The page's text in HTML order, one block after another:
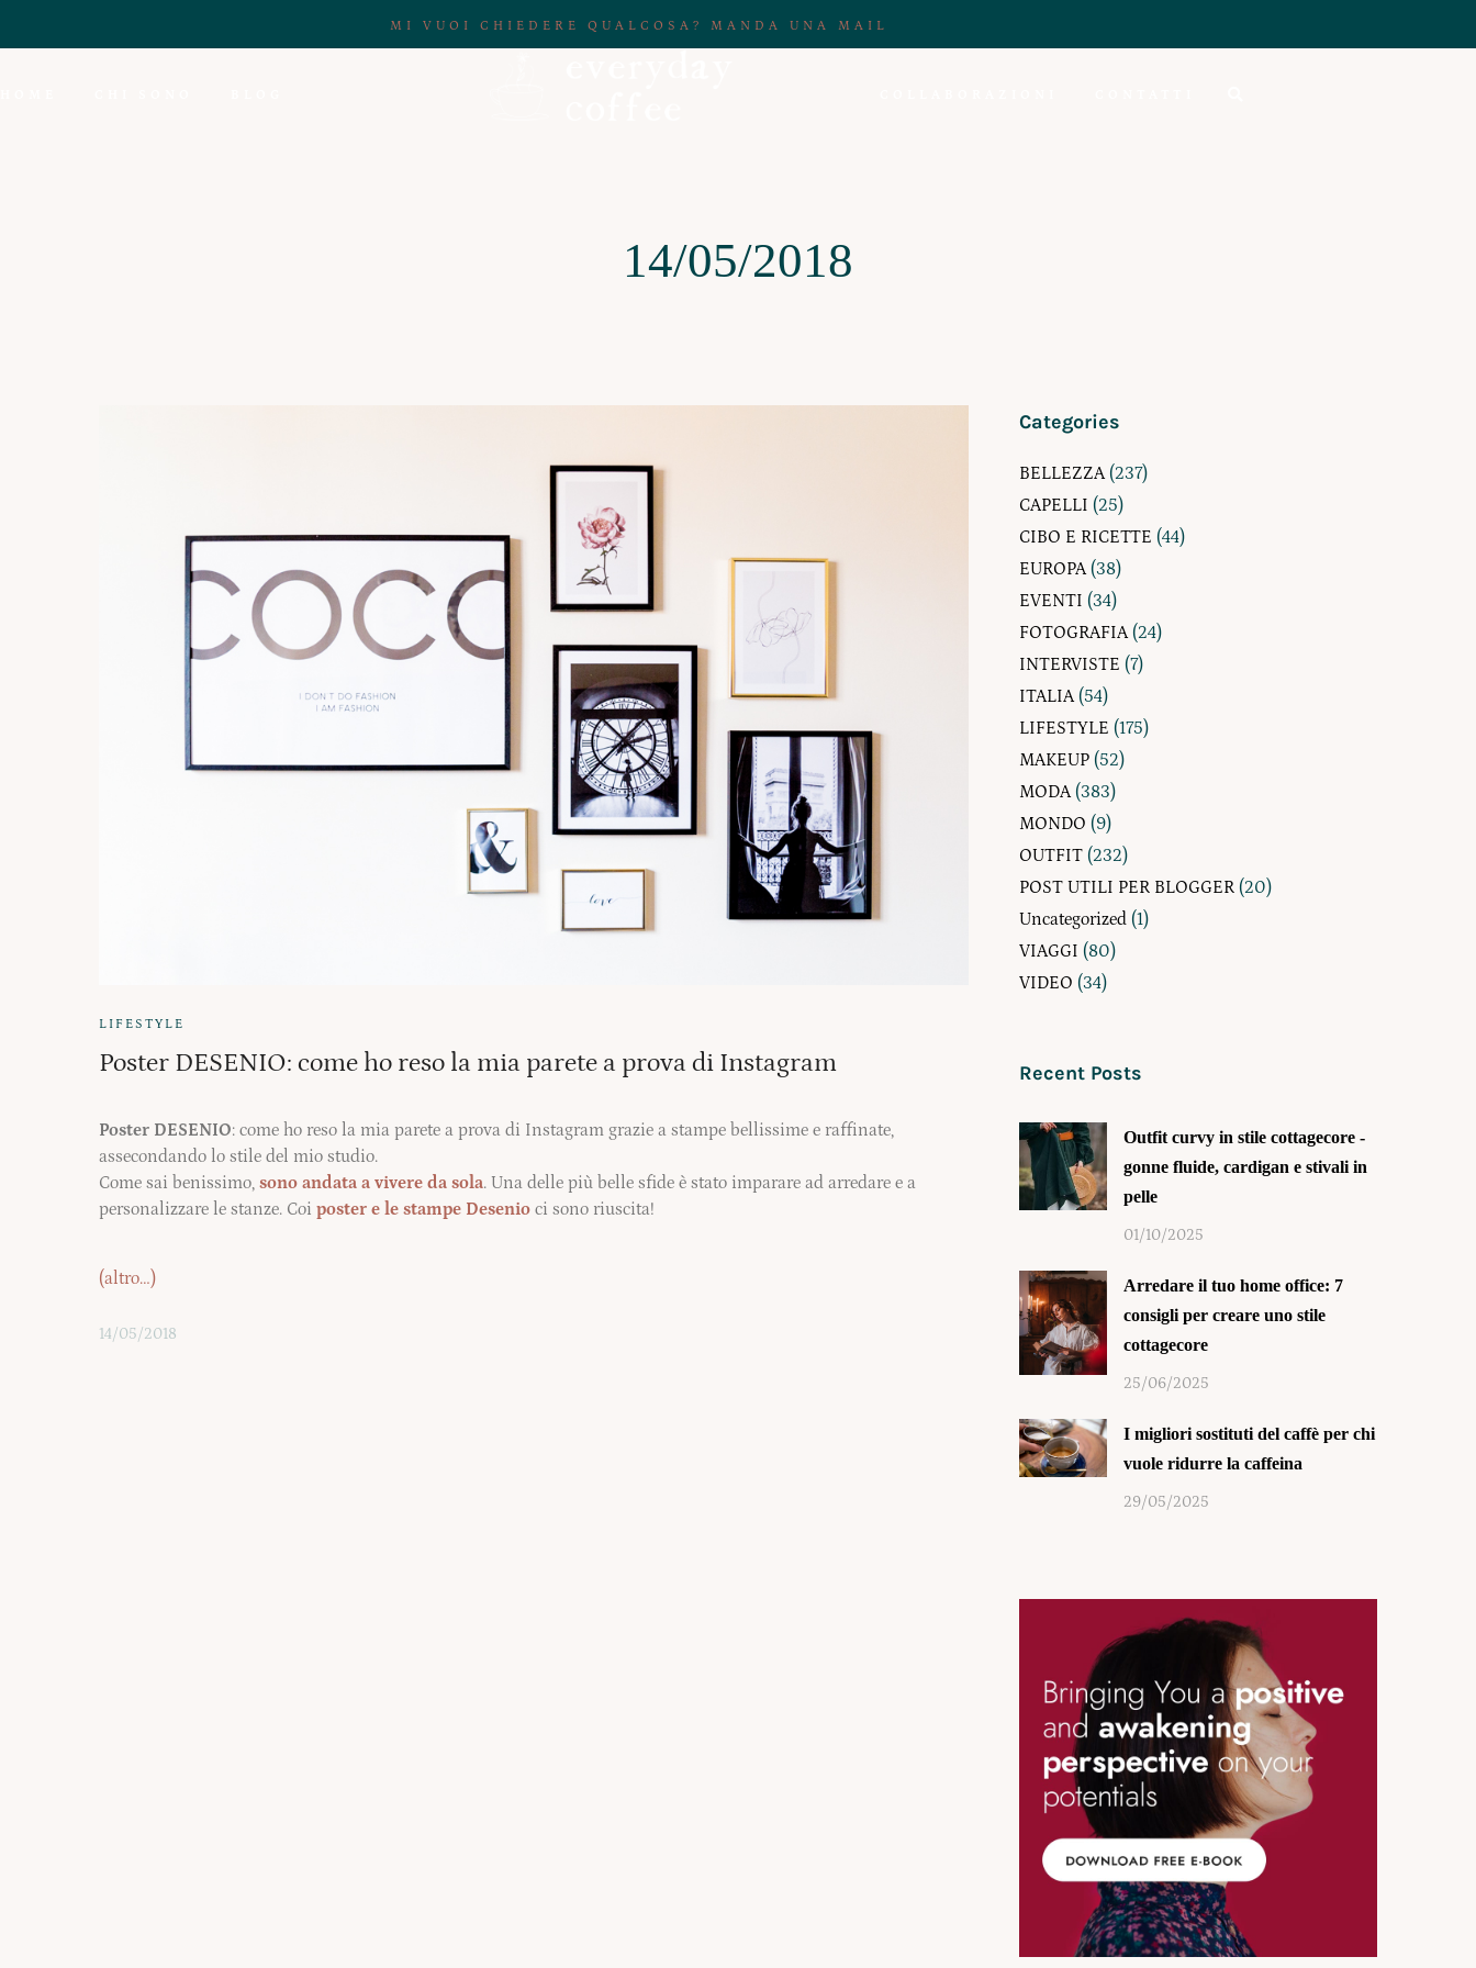
MI VUOI CHIEDERE QUALCOSA? MANDA UNA MAIL
14/05/2018
LIFESTYLE
Poster DESENIO: come ho reso la mia parete a prova di Instagram
Poster DESENIO: come ho reso la mia parete a prova di Instagram grazie a stampe bellissime e raffinate,
assecondando lo stile del mio studio.
Come sai benissimo, sono andata a vivere da sola. Una delle più belle sfide è stato imparare ad arredare e a
personalizzare le stanze. Coi poster e le stampe Desenio ci sono riuscita!
(altro…)
14/05/2018
Categories
BELLEZZA(237)
CAPELLI (25)
CIBO E RICETTE (44)
EUROPA(38)
EVENTI (34)
FOTOGRAFIA(24)
INTERVISTE (7)
ITALIA(54)
LIFESTYLE (175)
MAKEUP (52)
MODA(383)
MONDO (9)
OUTFIT (232)
POST UTILI PER BLOGGER (20)
Uncategorized (1)
VIAGGI (80)
VIDEO (34)
Recent Posts
Outfit curvy in stile cottagecore -
gonne fluide, cardigan e stivali in
pelle
01/10/2025
Arredare il tuo home office: 7
consigli per creare uno stile
cottagecore
25/06/2025
I migliori sostituti del caffè per chi
vuole ridurre la caffeina
29/05/2025